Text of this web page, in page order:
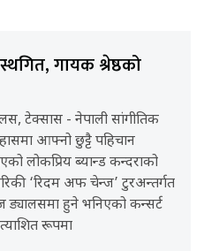
गायक श्रेष्ठको
टेक्सास - नेपाली सांगीतिक
आफ्नो छुट्टै पहिचान
लोकप्रिय ब्यान्ड कन्दराको
‘रिदम अफ चेन्ज’ टुरअन्तर्गत
हुने भनिएको कन्सर्ट
रूपमा